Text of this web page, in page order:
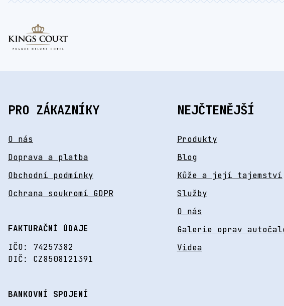
PRO ZÁKAZNÍKY
O nás
Doprava a platba
Obchodní podmínky
Ochrana soukromí GDPR
FAKTURAČNÍ ÚDAJE
IČO: 74257382
DIČ: CZ8508121391
BANKOVNÍ SPOJENÍ
NEJČTENĚJŠÍ
Produkty
Blog
Kůže a její tajemství
Služby
O nás
Galerie oprav
Videa